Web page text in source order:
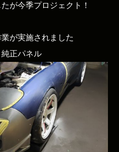
が今季プロジェクト！
が実施されました
正パネル